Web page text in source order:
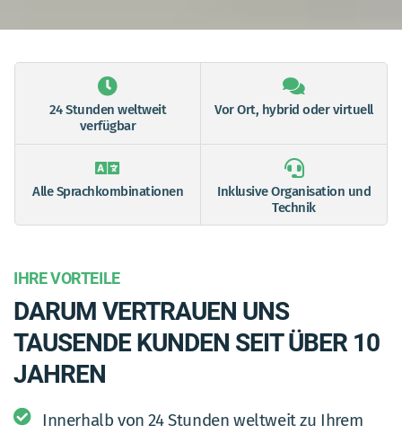
24 Stunden weltweit
verfügbar
Vor Ort, hybrid oder virtuell
Alle Sprachkombinationen
Inklusive Organisation und
Technik
IHRE VORTEILE
DARUM VERTRAUEN UNS
TAUSENDE KUNDEN SEIT ÜBER 10
JAHREN
Innerhalb von 24 Stunden weltweit zu Ihrem